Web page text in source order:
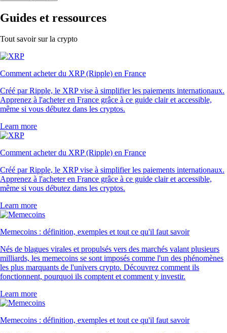
Guides et ressources
Tout savoir sur la crypto
Comment acheter du XRP (Ripple) en France
Créé par Ripple, le XRP vise à simplifier les paiements internationaux.
Apprenez à l'acheter en France grâce à ce guide clair et accessible,
même si vous débutez dans les cryptos.
Learn more
Comment acheter du XRP (Ripple) en France
Créé par Ripple, le XRP vise à simplifier les paiements internationaux.
Apprenez à l'acheter en France grâce à ce guide clair et accessible,
même si vous débutez dans les cryptos.
Learn more
Memecoins : définition, exemples et tout ce qu'il faut savoir
Nés de blagues virales et propulsés vers des marchés valant plusieurs
milliards, les memecoins se sont imposés comme l'un des phénomènes
les plus marquants de l'univers crypto. Découvrez comment ils
fonctionnent, pourquoi ils comptent et comment y investir.
Learn more
Memecoins : définition, exemples et tout ce qu'il faut savoir